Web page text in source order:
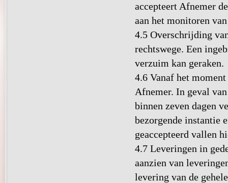
accepteert Afnemer
aan het monitoren
4.5 Overschrijding
rechtswege. Een
verzuim kan geraken.
4.6 Vanaf het
Afnemer. In geval
binnen zeven dagen
bezorgende instantie
geaccepteerd vallen
4.7 Leveringen in
aanzien van
levering van de